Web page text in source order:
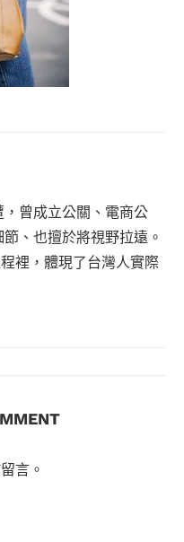
曾成立公關、電商公
、也擅於將視野拉遠。
裡，體現了台灣人實際
言。